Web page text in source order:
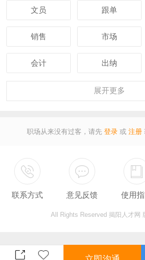
文员 跟单
销售 市场
会计 出纳
行政
保安
广告
总监
展开更多
职场从来没有过客，请先 登录 或 注册
联系方式 意见反馈 使用
All Rights Reserved 揭阳人才网